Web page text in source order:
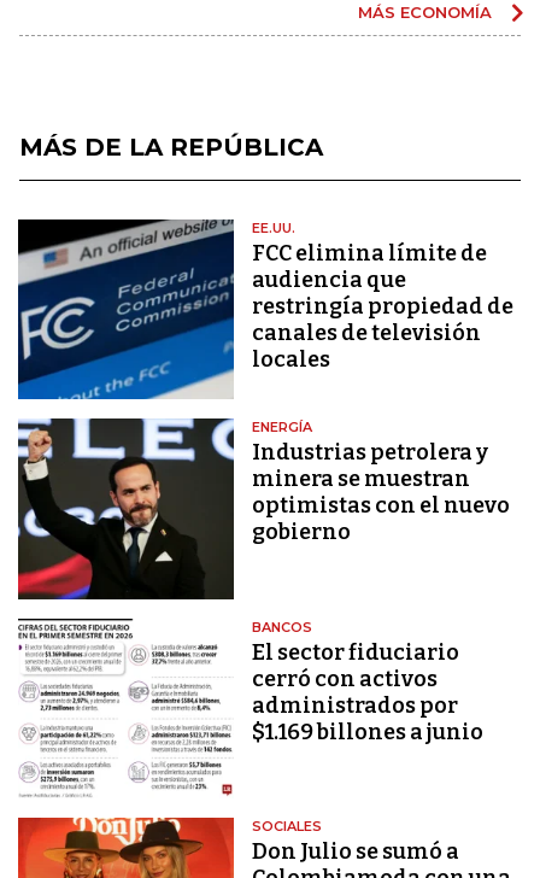
MÁS ECONOMÍA
MÁS DE LA REPÚBLICA
EE.UU.
FCC elimina límite de
audiencia que
restringía propiedad de
canales de televisión
locales
ENERGÍA
Industrias petrolera y
minera se muestran
optimistas con el nuevo
gobierno
BANCOS
El sector fiduciario
cerró con activos
administrados por
$1.169 billones a junio
SOCIALES
Don Julio se sumó a